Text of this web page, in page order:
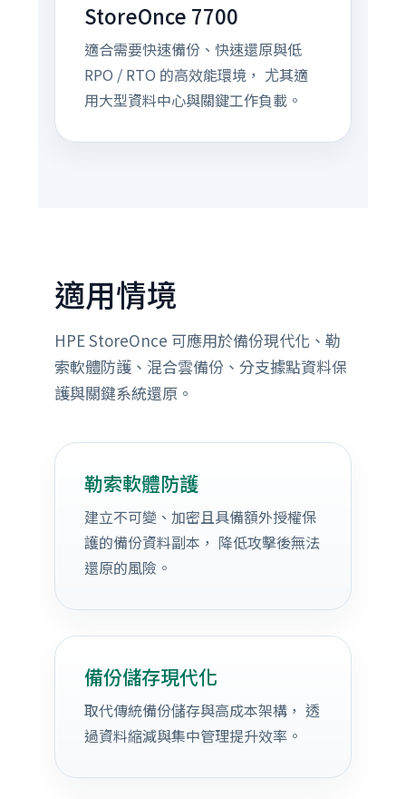
StoreOnce 7700
適合需要快速備份、快速還原與低
RPO / RTO 的高效能環境， 尤其適
用大型資料中心與關鍵工作負載。
適用情境
HPE StoreOnce 可應用於備份現代化、勒
索軟體防護、混合雲備份、分支據點資料保
護與關鍵系統還原。
勒索軟體防護
建立不可變、加密且具備額外授權保
護的備份資料副本， 降低攻擊後無法
還原的風險。
備份儲存現代化
取代傳統備份儲存與高成本架構， 透
過資料縮減與集中管理提升效率。